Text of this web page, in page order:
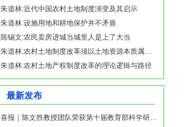
朱道林:近代中国农村土地制度演变及其启示
朱道林:设施用地和耕地保护并不矛盾
陈锡文:农民卖房进城当城里人是上了大当
朱道林:农村土地制度改革须以土地资源本质属性为基础
朱道林:农村土地产权制度改革的理论逻辑与路径
最新发布
喜报｜陈文胜教授团队荣获第十届教育部科学研究优秀成果奖（人文社会科学）